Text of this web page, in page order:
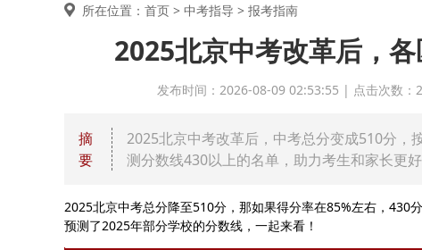
所在位置：首页 > 中考指导 > 报考指南
2025北京中考改革后，
发布时间：2026-08-09 02:53:55 | 点击次数
摘
要
2025北京中考改革后，中考总分变成510分，
测分数线430以上的名单，助力考生和家长更好
2025北京中考总分降至510分，那如果得分率在85%左右，430
预测了2025年部分学校的分数线，一起来看！